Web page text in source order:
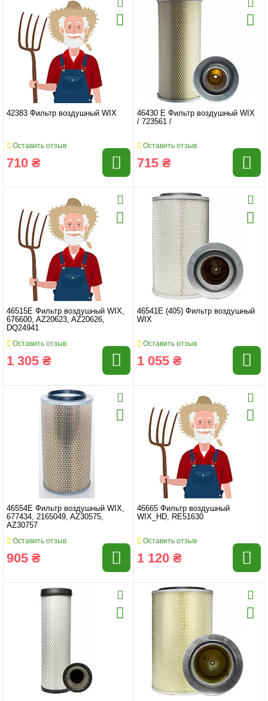
42383 Фильтр воздушный WIX
Оставить отзыв
710 ₴
46430 E Фильтр воздушный WIX
/ 723561 /
Оставить отзыв
715 ₴
46515E Фильтр воздушный WIX,
676600, AZ20623, AZ20626,
DQ24941
Оставить отзыв
1 305 ₴
46541E (405) Фильтр воздушный
WIX
Оставить отзыв
1 055 ₴
46554E Фильтр воздушный WIX,
677434, 2165049, AZ30575,
AZ30757
Оставить отзыв
905 ₴
46665 Фильтр воздушный
WIX_HD, RE51630
Оставить отзыв
1 120 ₴